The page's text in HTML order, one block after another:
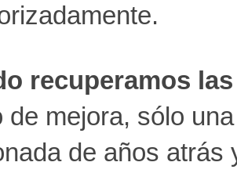
recuperamos
de mejora, sólo
de años atrás